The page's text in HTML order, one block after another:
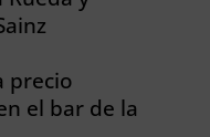
precio
el bar de la